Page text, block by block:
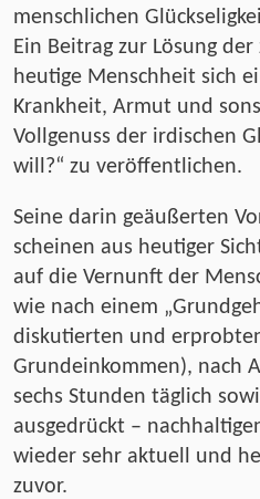
menschlichen
Ein Beitrag zur Lösung
heutige Menschheit sich
Krankheit, Armut und
Vollgenuss der irdischen
will?“ zu veröffentlichen.
Seine darin geäußerten
scheinen aus heutiger
auf die Vernunft der
wie nach einem
diskutierten und
Grundeinkommen), nach
sechs Stunden täglich
ausgedrückt –
wieder sehr aktuell und
zuvor.